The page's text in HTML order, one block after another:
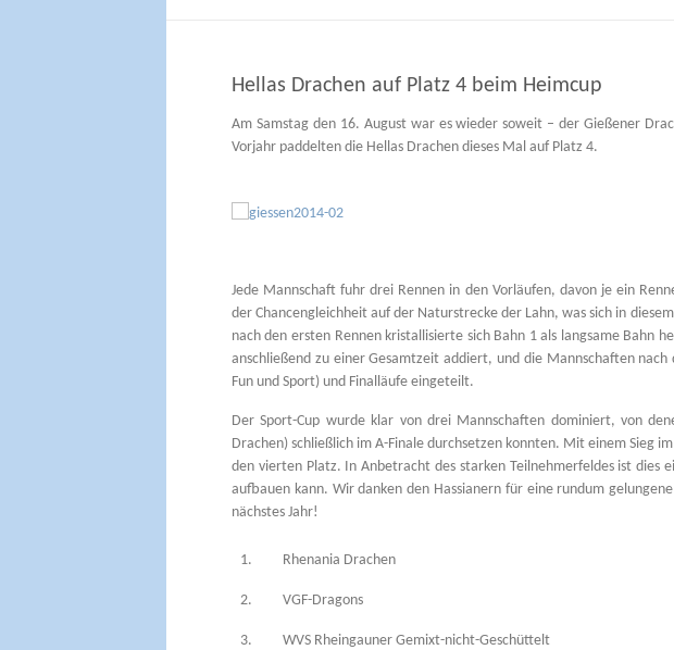
Hellas Drachen auf Platz 4 beim Heimcup
Am Samstag den 16. August war es wieder soweit – der Gießener
Vorjahr paddelten die Hellas Drachen dieses Mal auf Platz 4.
Jede Mannschaft fuhr drei Rennen in den Vorläufen, davon je ein
der Chancengleichheit auf der Naturstrecke der Lahn, was sich in
nach den ersten Rennen kristallisierte sich Bahn 1 als langsame Bahn
anschließend zu einer Gesamtzeit addiert, und die Mannschaften nach
Fun und Sport) und Finalläufe eingeteilt.
Der Sport-Cup wurde klar von drei Mannschaften dominiert, von
Drachen) schließlich im A-Finale durchsetzen konnten. Mit einem Sieg
den vierten Platz. In Anbetracht des starken Teilnehmerfeldes ist dies
aufbauen kann. Wir danken den Hassianern für eine rundum
nächstes Jahr!
1. Rhenania Drachen
2. VGF-Dragons
3. WVS Rheingauner Gemixt-nicht-Geschüttelt